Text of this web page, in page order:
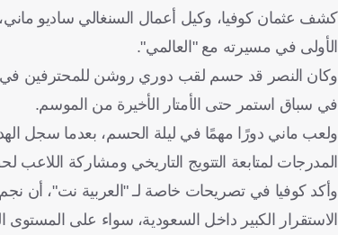
كشف عثمان كوفيا، وكيل أعمال السنغالي ساديو
الأولى في مسيرته مع "العالمي".
في سباق استمر حتى الأمتار الأخيرة من الموسم.
ولعب ماني دورًا مهمًا في ليلة الحسم، بعدما سجل
المدرجات لمتابعة التتويج التاريخي ومشاركة اللاعب
وأكد كوفيا في تصريحات خاصة لـ "العربية نت"، أن
الاستقرار الكبير داخل السعودية، سواء على